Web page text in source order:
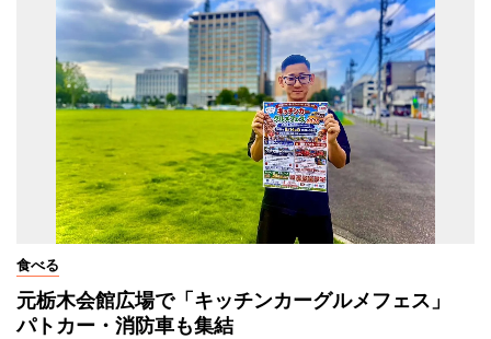
食べる
元栃木会館広場で「キッチンカーグルメフェス」
パトカー・消防車も集結